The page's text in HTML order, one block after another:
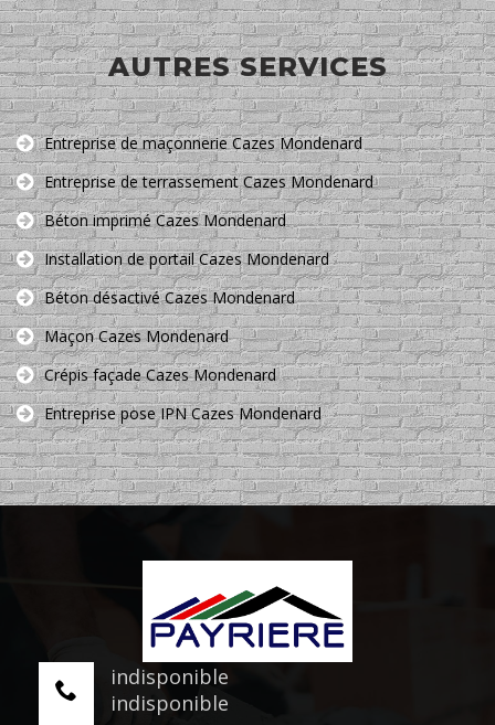
AUTRES SERVICES
Entreprise de maçonnerie Cazes Mondenard
Entreprise de terrassement Cazes Mondenard
Béton imprimé Cazes Mondenard
Installation de portail Cazes Mondenard
Béton désactivé Cazes Mondenard
Maçon Cazes Mondenard
Crépis façade Cazes Mondenard
Entreprise pose IPN Cazes Mondenard
indisponible
indisponible